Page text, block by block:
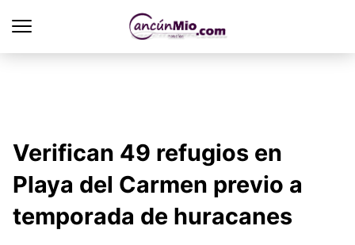
Verifican 49 refugios en
Playa del Carmen previo a
temporada de huracanes